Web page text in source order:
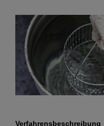
Verfahrensbeschreibung